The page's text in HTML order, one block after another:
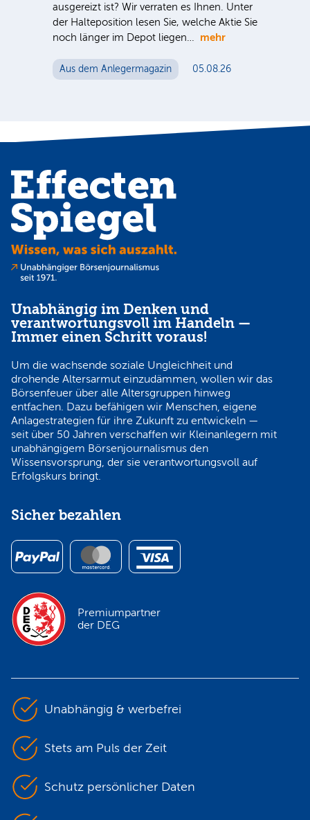
ausgereizt ist? Wir verraten es Ihnen. Unter
der Halteposition lesen Sie, welche Aktie Sie
noch länger im Depot liegen… mehr
Aus dem Anlegermagazin 05.08.26
Unabhängig im Denken und
verantwortungsvoll im Handeln —
Immer einen Schritt voraus!
Um die wachsende soziale Ungleichheit und
drohende Altersarmut einzudämmen, wollen wir das
Börsenfeuer über alle Altersgruppen hinweg
entfachen. Dazu befähigen wir Menschen, eigene
Anlagestrategien für ihre Zukunft zu entwickeln —
seit über 50 Jahren verschaffen wir Kleinanlegern mit
unabhängigem Börsenjournalismus den
Wissensvorsprung, der sie verantwortungsvoll auf
Erfolgskurs bringt.
Sicher bezahlen
Premiumpartner
der DEG
Unabhängig & werbefrei
Stets am Puls der Zeit
Schutz persönlicher Daten